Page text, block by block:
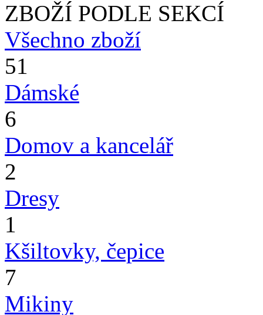
ZBOŽÍ PODLE SEKCÍ
Všechno zboží
51
Dámské
6
Domov a kancelář
2
Dresy
1
Kšiltovky, čepice
7
Mikiny